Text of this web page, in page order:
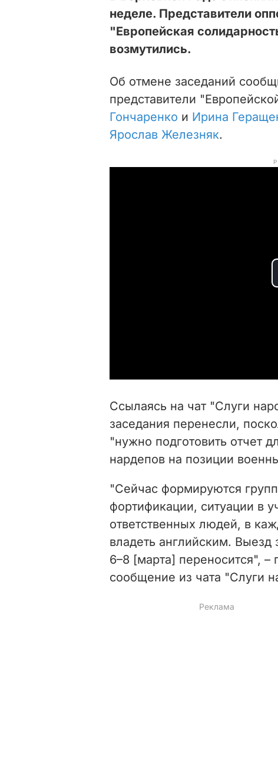
неделе. Представители
"Европейская
возмутились.
Об отмене заседаний
представители
Гончаренко и Ирина
Ярослав Железняк.
Ссылаясь на чат "Слуги
заседания перенесли,
"нужно подготовить отчет
нардепов на позиции
"Сейчас формируются
фортификации, ситуации в
ответственных людей, в
владеть английским. Выезд
6–8 [марта] переносится",
сообщение из чата "Слуги